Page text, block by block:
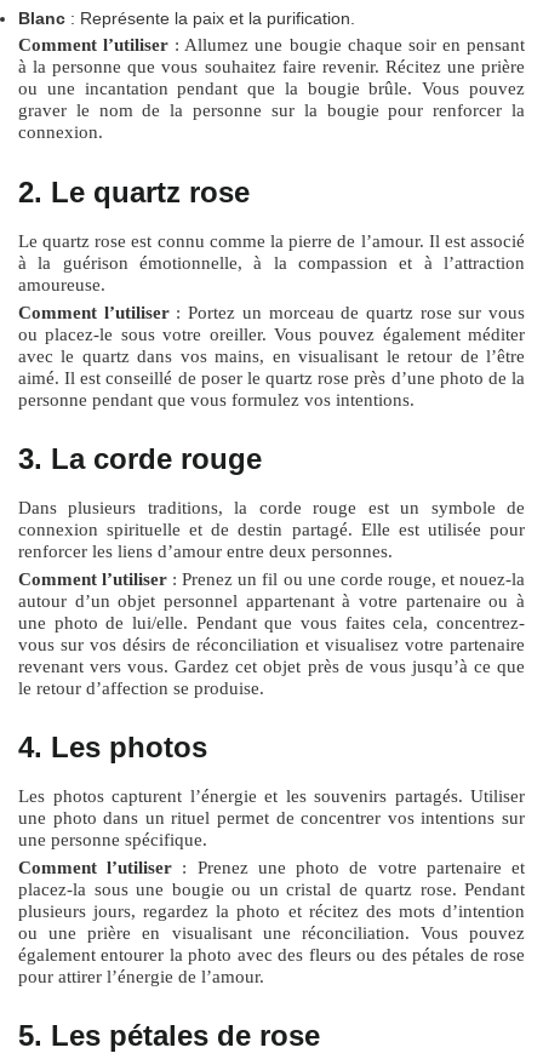
Blanc : Représente la paix et la purification.
Comment l’utiliser : Allumez une bougie chaque soir en pensant
à la personne que vous souhaitez faire revenir. Récitez une prière
ou une incantation pendant que la bougie brûle. Vous pouvez
graver le nom de la personne sur la bougie pour renforcer la
connexion.
2. Le quartz rose
Le quartz rose est connu comme la pierre de l’amour. Il est associé
à la guérison émotionnelle, à la compassion et à l’attraction
amoureuse.
Comment l’utiliser: Portez un morceau de quartz rose sur vous
ou placez-le sous votre oreiller. Vous pouvez également méditer
avec le quartz dans vos mains, en visualisant le retour de l’être
aimé. Il est conseillé de poser le quartz rose près d’une photo de la
personne pendant que vous formulez vos intentions.
3. La corde rouge
Dans plusieurs traditions, la corde rouge est un symbole de
connexion spirituelle et de destin partagé. Elle est utilisée pour
renforcer les liens d’amour entre deux personnes.
Comment l’utiliser : Prenez un fil ou une corde rouge, et nouez-la
autour d’un objet personnel appartenant à votre partenaire ou à
une photo de lui/elle. Pendant que vous faites cela, concentrez-
vous sur vos désirs de réconciliation et visualisez votre partenaire
revenant vers vous. Gardez cet objet près de vous jusqu’à ce que
le retour d’affection se produise.
4. Les photos
Les photos capturent l’énergie et les souvenirs partagés. Utiliser
une photo dans un rituel permet de concentrer vos intentions sur
une personne spécifique.
Comment l’utiliser : Prenez une photo de votre partenaire et
placez-la sous une bougie ou un cristal de quartz rose. Pendant
plusieurs jours, regardez la photo et récitez des mots d’intention
ou une prière en visualisant une réconciliation. Vous pouvez
également entourer la photo avec des fleurs ou des pétales de rose
pour attirer l’énergie de l’amour.
5. Les pétales de rose